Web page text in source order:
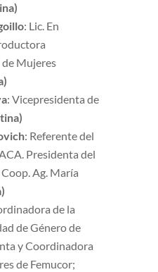
: Lic. En
Mujeres
: Vicepresidenta de
: Referente del
Presidenta del
Ag. María
de la
de Género de
y Coordinadora
de Femucor;